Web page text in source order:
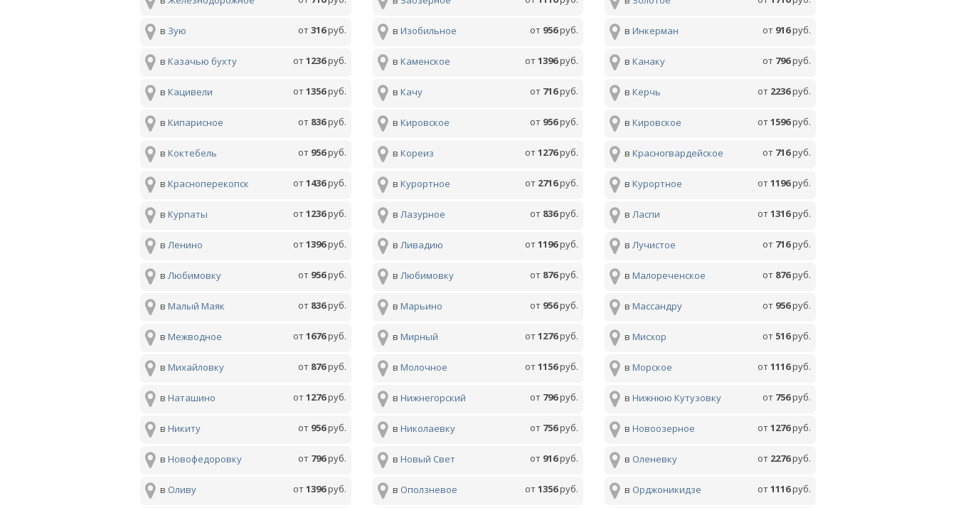
от316руб.
в Зую от 956руб.
в Изобильное от 916руб.
вИнкерман
от1236руб.
в Казачью бухту от1396руб.
в Каменское от 796руб.
вКанаку
от1356руб.
в Кацивели от 716руб.
в Качу от 2236руб.
вКерчь
от 836руб.
в Кипарисное от 956руб.
в Кировское от1596руб.
вКировское
от 956руб.
в Коктебель от1276руб.
в Кореиз от 716руб.
вКрасногвардейское
от1436руб.
в Красноперекопск от 2716руб.
в Курортное от1196руб.
вКурортное
от1236руб.
в Курпаты от 836руб.
в Лазурное от1316руб.
вЛаспи
от1396руб.
в Ленино от1196руб.
в Ливадию от 716руб.
вЛучистое
от 956руб.
в Любимовку от 876руб.
в Любимовку от 876руб.
вМалореченское
от 836руб.
в Малый Маяк от 956руб.
в Марьино от 956руб.
вМассандру
от1676руб.
в Межводное от1276руб.
в Мирный от 516руб.
вМисхор
от 876руб.
в Михайловку от1156руб.
в Молочное от1116руб.
вМорское
от1276руб.
в Наташино от 796руб.
в Нижнегорский от 756руб.
вНижнюю Кутузовку
от 956руб.
в Никиту от 756руб.
в Николаевку от1276руб.
вНовоозерное
от 796руб.
в Новофедоровку от 916руб.
в Новый Свет от 2276руб.
в Оленевку
от1396руб.
в Оливу от1356руб.
в Оползневое от1116руб.
в Орджоникидзе